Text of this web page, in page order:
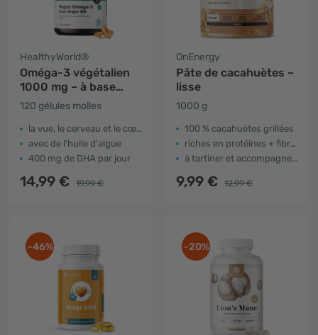
HealthyWorld®
Oméga-3 végétalien
1000 mg – à base
d'algues
120 gélules molles
la vue, le cerveau et le cœur
avec de l'huile d'algue
400 mg de DHA par jour
14,99 € 19,99 €
OnEnergy
Pâte de cacahuètes –
lisse
1000 g
100 % cacahuètes grillées
riches en protéines + fibres
à tartiner et accompagne les plats
9,99 € 12,99 €
-46% -20%